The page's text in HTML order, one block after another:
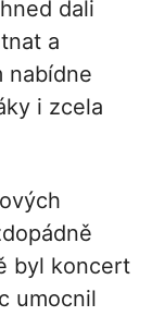
dali
a
nabídne
i zcela
byl koncert
umocnil